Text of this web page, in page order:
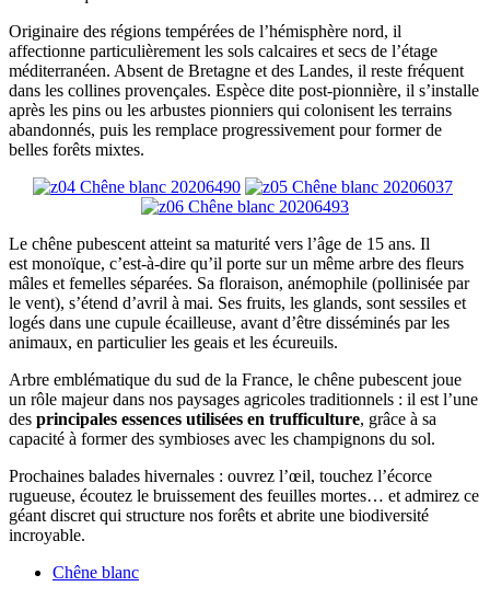
Originaire des régions tempérées de l’hémisphère nord, il
affectionne particulièrement les sols calcaires et secs de l’étage
méditerranéen. Absent de Bretagne et des Landes, il reste fréquent
dans les collines provençales. Espèce dite post-pionnière, il s’installe
après les pins ou les arbustes pionniers qui colonisent les terrains
abandonnés, puis les remplace progressivement pour former de
belles forêts mixtes.
Le chêne pubescent atteint sa maturité vers l’âge de 15 ans. Il
est monoïque, c’est-à-dire qu’il porte sur un même arbre des fleurs
mâles et femelles séparées. Sa floraison, anémophile (pollinisée par
le vent), s’étend d’avril à mai. Ses fruits, les glands, sont sessiles et
logés dans une cupule écailleuse, avant d’être disséminés par les
animaux, en particulier les geais et les écureuils.
Arbre emblématique du sud de la France, le chêne pubescent joue
un rôle majeur dans nos paysages agricoles traditionnels : il est l’une
des principales essences utilisées en trufficulture, grâce à sa
capacité à former des symbioses avec les champignons du sol.
Prochaines balades hivernales : ouvrez l’œil, touchez l’écorce
rugueuse, écoutez le bruissement des feuilles mortes… et admirez ce
géant discret qui structure nos forêts et abrite une biodiversité
incroyable.
Chêne blanc